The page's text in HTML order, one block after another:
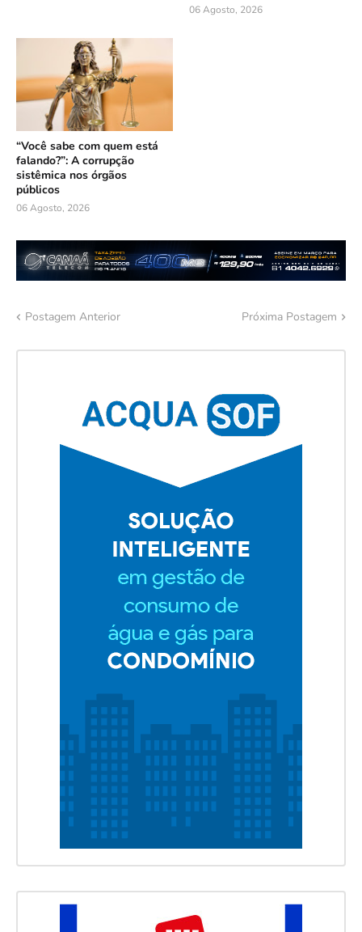
06 Agosto, 2026
“Você sabe com quem está
falando?”: A corrupção
sistêmica nos órgãos
públicos
06 Agosto, 2026
Postagem Anterior Próxima Postagem